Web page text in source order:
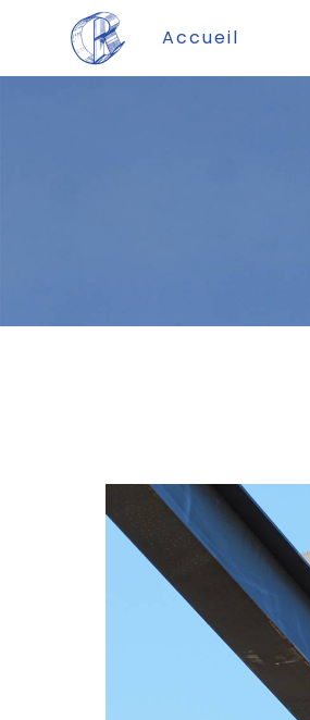
Panneau de gestion des cookies
Accueil